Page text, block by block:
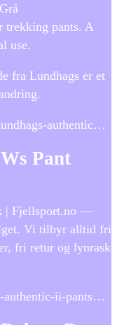
trekking pants. A
use.
fra Lundhags er et
authentic…
Pant
| Fjellsport.no —
Vi tilbyr alltid fri
fri retur og lynrask
authentic-ii-pants…